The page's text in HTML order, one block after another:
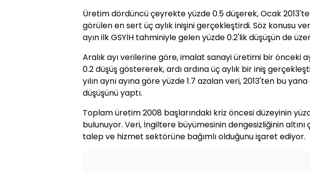
Üretim dördüncü çeyrekte yüzde 0.5 düşerek, Ocak
görülen en sert üç aylık inişini gerçekleştirdi. Söz konusu
ayın ilk GSYİH tahminiyle gelen yüzde 0.2'lik düşüşün de
Aralık ayı verilerine göre, imalat sanayi üretimi bir önceki
0.2 düşüş göstererek, ardı ardına üç aylık bir iniş
yılın aynı ayına göre yüzde 1.7 azalan veri, 2013'ten bu
düşüşünü yaptı.
Toplam üretim 2008 başlarındaki kriz öncesi düzeyinin
bulunuyor. Veri, İngiltere büyümesinin dengesizliğinin altını
talep ve hizmet sektörüne bağımlı olduğunu işaret ediyor.